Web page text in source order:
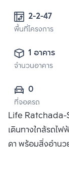
2-2-47
พื้นที่โครงการ
1 อาคาร
จำนวนอาคาร
0
ที่จอดรถ
Life Ratchada-
เดินทางใกล้รถไฟ
ดา พร้อมสิ่งอำน